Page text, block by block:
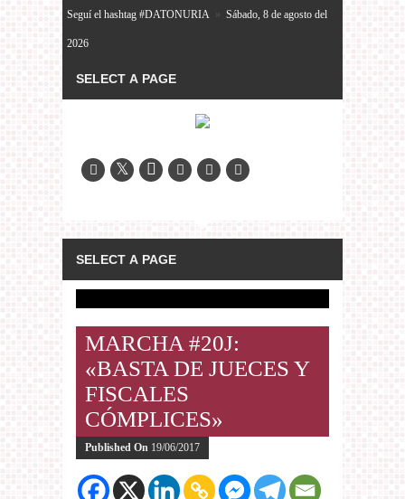
Seguí el hashtag #DATONURIA » Sábado, 8 de agosto del
2026
MARCHA #20J:
«BASTA DE JUECES Y
FISCALES
CÓMPLICES»
Published On 19/06/2017